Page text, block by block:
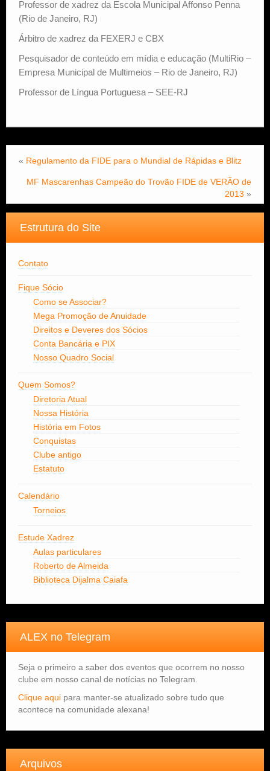
Professor de xadrez da Escola Municipal Affonso Penna
(Rio de Janeiro, RJ)
Árbitro de xadrez da FEXERJ e CBX
Pesquisador de conteúdo em mídia e educação (MultiRio –
Empresa Municipal de Multimeios – Rio de Janeiro, RJ)
Professor de Língua Portuguesa – SEE-RJ
« Regulamento da FIDE para o Mundial de Rápidas e Blitz
MF Mascarenhas Campeão do Trovão FIDE de VERÃO de
2013 »
Estrutura do Site
Contato
Fique Sócio
Como se Associar?
Mega Promoção de Anuidade
Direitos e Deveres dos Sócios
Conta Bancária e PIX
Nosso Quadro Social
Quem Somos?
Diretoria Atual
Nossa História
História em Fotos
Conquistas
Clube antigo
Estatuto
Calendário
Torneios
Estude Xadrez
Aulas particulares
Roberto de Almeida
Biblioteca Dijalma Caiafa
ALEX no Telegram
Seja o primeiro a saber dos eventos que ocorrem no nosso
clube em nosso canal de notícias no Telegram.
Clique aqui para manter-se atualizado sobre tudo que
acontece na comunidade alexana!
Arquivos